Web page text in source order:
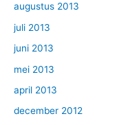
augustus 2013
juli 2013
juni 2013
mei 2013
april 2013
december 2012